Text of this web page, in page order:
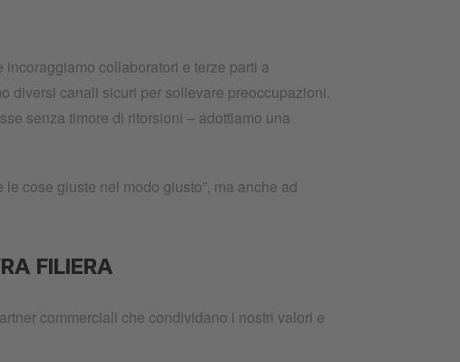
collaboratori e terze parti a
diversi canali sicuri per sollevare preoccupazioni.
senza timore di ritorsioni – adottiamo una
cose giuste nel modo giusto”, ma anche ad
FILIERA
commerciali che condividano i nostri valori e